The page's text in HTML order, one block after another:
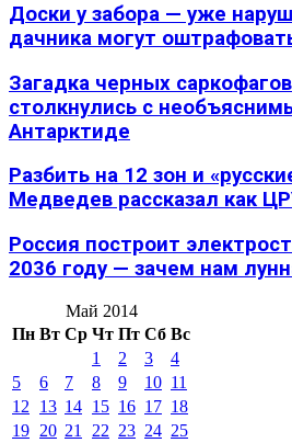
Доски у забора — уже
дачника могут
Загадка черных
столкнулись с
Антарктиде
Разбить на 12 зон и
Медведев рассказал как
Россия построит
2036 году — зачем нам
Май 2014
Пн Вт Ср Чт Пт Сб Вс
1
2 3
4
5
6 7 8 9 10 11
12
13 14 15 16 17 18
19 20 21 22 23 24 25